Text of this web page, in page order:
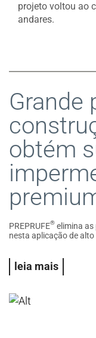
projeto voltou ao
andares.
Grande
obtém
PREPRUFE® elimina
nesta aplicação de
leia mais